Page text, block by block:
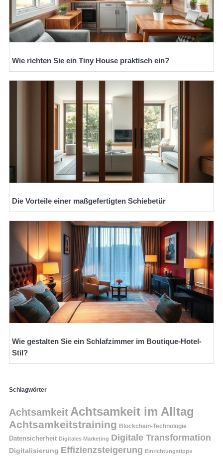
Wie richten Sie ein Tiny House praktisch ein?
Die Vorteile einer maßgefertigten Schiebetür
Wie gestalten Sie ein Schlafzimmer im Boutique-Hotel-
Stil?
Schlagwörter
Achtsamkeit Achtsamkeit im Alltag
Achtsamkeitstraining Blockchain-Technologie
Datensicherheit Digitales Marketing Digitale Transformation
Digitalisierung Effizienzsteigerung Einrichtungstipps